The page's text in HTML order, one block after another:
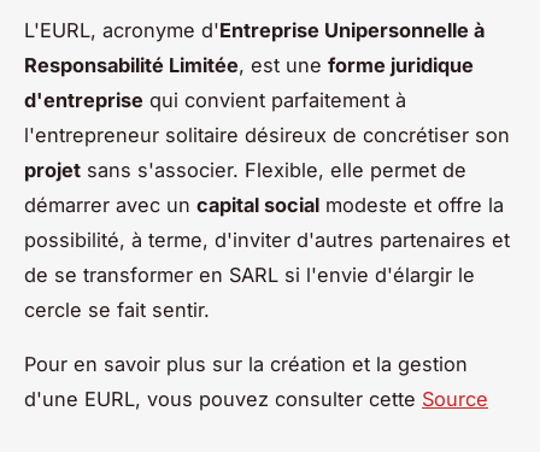
L'EURL, acronyme d'Entreprise Unipersonnelle à
Responsabilité Limitée, est une forme juridique
d'entreprise qui convient parfaitement à
l'entrepreneur solitaire désireux de concrétiser son
projet sans s'associer. Flexible, elle permet de
démarrer avec un capital social modeste et offre la
possibilité, à terme, d'inviter d'autres partenaires et
de se transformer en SARL si l'envie d'élargir le
cercle se fait sentir.
Pour en savoir plus sur la création et la gestion
d'une EURL, vous pouvez consulter cette Source